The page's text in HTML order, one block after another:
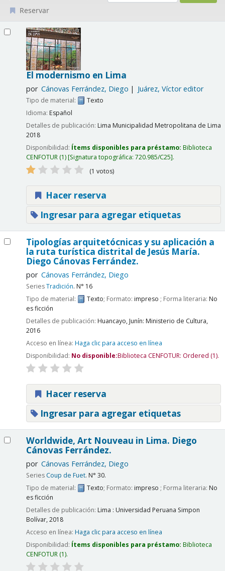
Reservar
El modernismo en Lima
por Cánovas Ferrández, Diego Juárez, Víctor editor
Tipo de material:
Texto
Idioma: Español
Detalles de publicación: Lima Municipalidad Metropolitana de Lima
2018
Disponibilidad: Ítems disponibles para préstamo: Biblioteca
CENFOTUR(1) Signatura topográfica: 720.985/C25 .
(1 votos)
Hacer reserva
Ingresar para agregar etiquetas
Tipologías arquitetócnicas y su aplicación a
la ruta turística distrital de Jesús María.
Diego Cánovas Ferrández.
por Cánovas Ferrández, Diego
SeriesTradición. N° 16
Tipo de material:
Texto; Formato: impreso ; Forma literaria: No
es ficción
Detalles de publicación: Huancayo, Junín: Ministerio de Cultura,
2016
Acceso en línea: Haga clic para acceso en línea
Disponibilidad: No disponible:Biblioteca CENFOTUR: Ordered (1).
Hacer reserva
Ingresar para agregar etiquetas
Worldwide, Art Nouveau in Lima. Diego
Cánovas Ferrández.
por Cánovas Ferrández, Diego
Series Coup de Fuet. N° 30.
Tipo de material:
Texto; Formato: impreso ; Forma literaria: No
es ficción
Detalles de publicación: Lima : Universidad Peruana Simpon
Bolívar,2018
Acceso en línea: Haga clic para acceso en línea
Disponibilidad: Ítems disponibles para préstamo: Biblioteca
CENFOTUR(1).